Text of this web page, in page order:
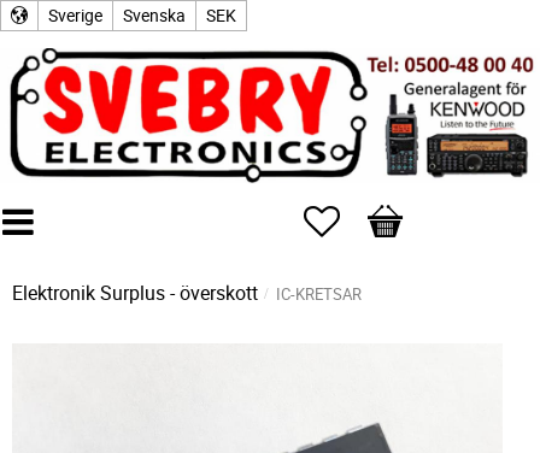
Sverige Svenska SEK
Favoriter
Kundvagn
Elektronik Surplus - överskott IC-KRETSAR